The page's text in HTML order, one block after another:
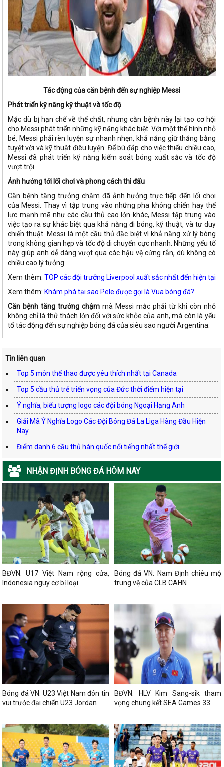
Tác động của căn bệnh đến sự nghiệp Messi
Phát triển kỹ năng kỹ thuật và tốc độ
Mặc dù bị hạn chế về thể chất, nhưng căn bệnh này lại tạo cơ hội
cho Messi phát triển những kỹ năng khác biệt. Với một thể hình nhỏ
bé, Messi phải rèn luyện sự nhanh nhẹn, khả năng giữ thăng bằng
tuyệt vời và kỹ thuật điêu luyện. Để bù đắp cho việc thiếu chiều cao,
Messi đã phát triển kỹ năng kiểm soát bóng xuất sắc và tốc độ
vượt trội.
Ảnh hưởng tới lối chơi và phong cách thi đấu
Căn bệnh tăng trưởng chậm đã ảnh hưởng trực tiếp đến lối chơi
của Messi. Thay vì tập trung vào những pha không chiến hay thể
lực mạnh mẽ như các cầu thủ cao lớn khác, Messi tập trung vào
việc tạo ra sự khác biệt qua khả năng đi bóng, kỹ thuật, và tư duy
chiến thuật. Messi là một cầu thủ đặc biệt vì khả năng xử lý bóng
trong không gian hẹp và tốc độ di chuyển cực nhanh. Những yếu tố
này giúp anh dễ dàng vượt qua các hậu vệ cứng rắn, dù không có
chiều cao lý tưởng.
Xem thêm: TOP các đội trưởng Liverpool xuất sắc nhất đến hiện tại
Xem thêm: Khám phá tại sao Pele được gọi là Vua bóng đá?
Căn bệnh tăng trưởng chậm mà Messi mắc phải từ khi còn nhỏ
không chỉ là thử thách lớn đối với sức khỏe của anh, mà còn là yếu
tố tác động đến sự nghiệp bóng đá của siêu sao người Argentina.
Tin liên quan
Top 5 môn thể thao được yêu thích nhất tại Canada
Top 5 cầu thủ trẻ triển vọng của Đức thời điểm hiện tại
Ý nghĩa, biểu tượng logo các đội bóng Ngoại Hạng Anh
Giải Mã Ý Nghĩa Logo Các Đội Bóng Đá La Liga Hàng Đầu Hiện
Nay
Điểm danh 6 cầu thủ hàn quốc nổi tiếng nhất thế giới
NHẬN ĐỊNH BÓNG ĐÁ HÔM NAY
BĐVN: U17 Việt Nam rộng cửa,
Indonesia nguy cơ bị loại
Bóng đá VN: Nam Định chiêu mộ
trung vệ của CLB CAHN
Bóng đá VN: U23 Việt Nam đón tin
vui trước đại chiến U23 Jordan
BĐVN: HLV Kim Sang-sik tham
vọng chung kết SEA Games 33